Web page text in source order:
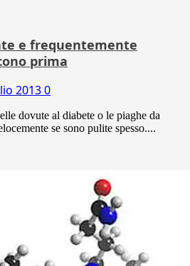
e frequentemente
prima
20130
dovute al diabete o le piaghe da
se sono pulite spesso....